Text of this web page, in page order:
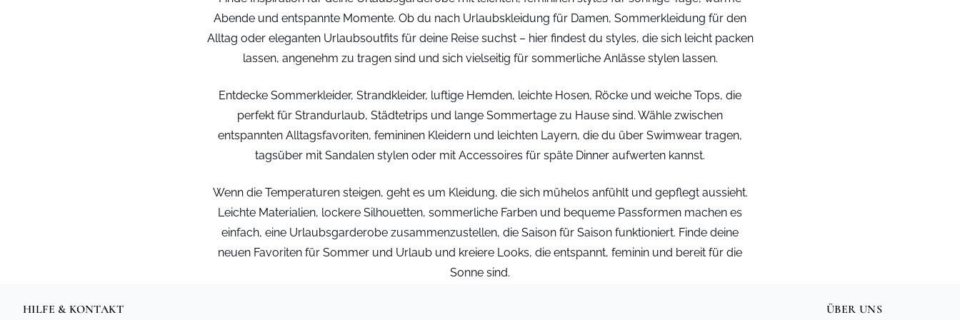
Abende und entspannte Momente. Ob du nach Urlaubskleidung für Damen, Sommerkleidung für den
Alltag oder eleganten Urlaubsoutfits für deine Reise suchst – hier findest du styles, die sich leicht packen
lassen, angenehm zu tragen sind und sich vielseitig für sommerliche Anlässe stylen lassen.
Entdecke Sommerkleider, Strandkleider, luftige Hemden, leichte Hosen, Röcke und weiche Tops, die
perfekt für Strandurlaub, Städtetrips und lange Sommertage zu Hause sind. Wähle zwischen
entspannten Alltagsfavoriten, femininen Kleidern und leichten Layern, die du über Swimwear tragen,
tagsüber mit Sandalen stylen oder mit Accessoires für späte Dinner aufwerten kannst.
Wenn die Temperaturen steigen, geht es um Kleidung, die sich mühelos anfühlt und gepflegt aussieht.
Leichte Materialien, lockere Silhouetten, sommerliche Farben und bequeme Passformen machen es
einfach, eine Urlaubsgarderobe zusammenzustellen, die Saison für Saison funktioniert. Finde deine
neuen Favoriten für Sommer und Urlaub und kreiere Looks, die entspannt, feminin und bereit für die
Sonne sind.
HILFE & KONTAKT ÜBER UNS